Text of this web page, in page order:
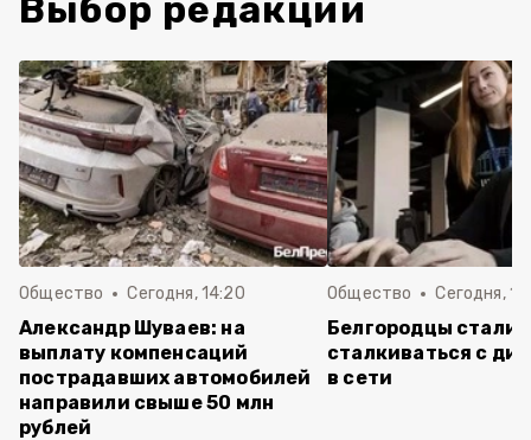
Выбор редакции
Общество Сегодня, 14:20
Александр Шуваев: на
выплату компенсаций
пострадавших автомобилей
направили свыше 50 млн
рублей
Общество Сегодня,
Белгородцы стали
сталкиваться с
в сети